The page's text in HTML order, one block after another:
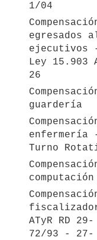
1/04
egresados
ejecutivos
Ley 15.903
26
guardería
enfermería
Turno
computación
ATyR RD 29-
72/93 - 27-